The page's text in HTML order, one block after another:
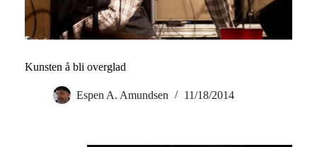
Kunsten å bli overglad
Espen A. Amundsen 11/18/2014